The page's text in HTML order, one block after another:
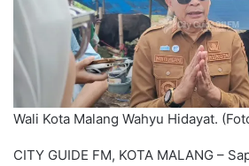
Wali Kota Malang Wahyu Hidayat.
CITY GUIDE FM, KOTA MALANG –